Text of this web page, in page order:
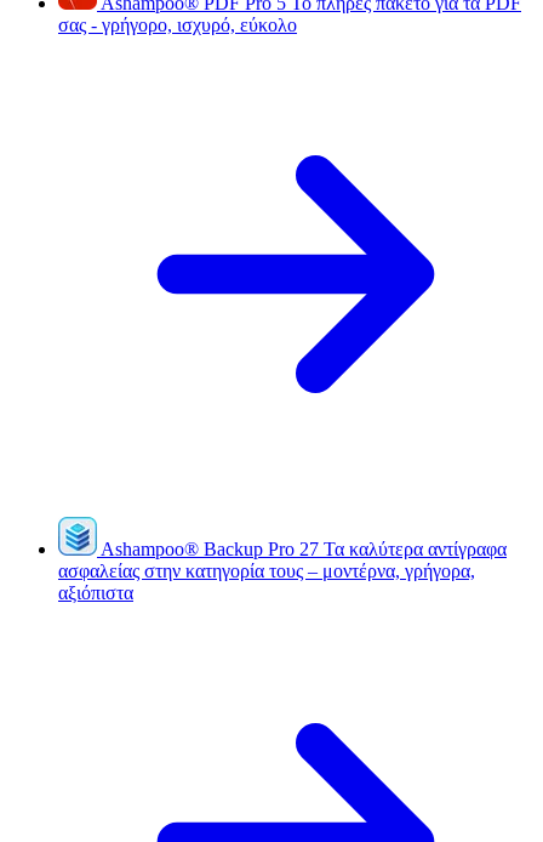
σας - γρήγορο, ισχυρό, εύκολο
Ashampoo® Backup Pro 27 Τα καλύτερα αντίγραφα
ασφαλείας στην κατηγορία τους – μοντέρνα, γρήγορα,
αξιόπιστα